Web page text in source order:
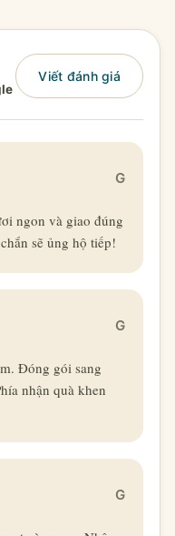
Viết đánh giá
G
ngon và giao đúng
sẽ ủng hộ tiếp!
G
Đóng gói sang
nhận quà khen
G